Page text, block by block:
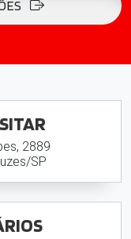
2889
SP